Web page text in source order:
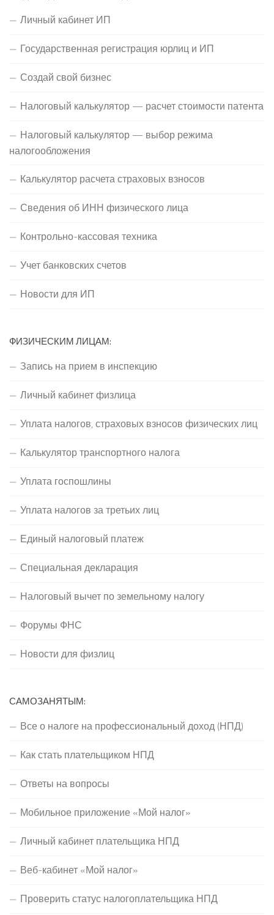
Личный кабинет ИП
Государственная регистрация юрлиц и ИП
Создай свой бизнес
Налоговый калькулятор — расчет стоимости патента
Налоговый калькулятор — выбор режима
налогообложения
Калькулятор расчета страховых взносов
Сведения об ИНН физического лица
Контрольно-кассовая техника
Учет банковских счетов
Новости для ИП
ФИЗИЧЕСКИМ ЛИЦАМ:
Запись на прием в инспекцию
Личный кабинет физлица
Уплата налогов, страховых взносов физических лиц
Калькулятор транспортного налога
Уплата госпошлины
Уплата налогов за третьих лиц
Единый налоговый платеж
Специальная декларация
Налоговый вычет по земельному налогу
Форумы ФНС
Новости для физлиц
САМОЗАНЯТЫМ:
Все о налоге на профессиональный доход (НПД)
Как стать плательщиком НПД
Ответы на вопросы
Мобильное приложение «Мой налог»
Личный кабинет плательщика НПД
Веб-кабинет «Мой налог»
Проверить статус налогоплательщика НПД